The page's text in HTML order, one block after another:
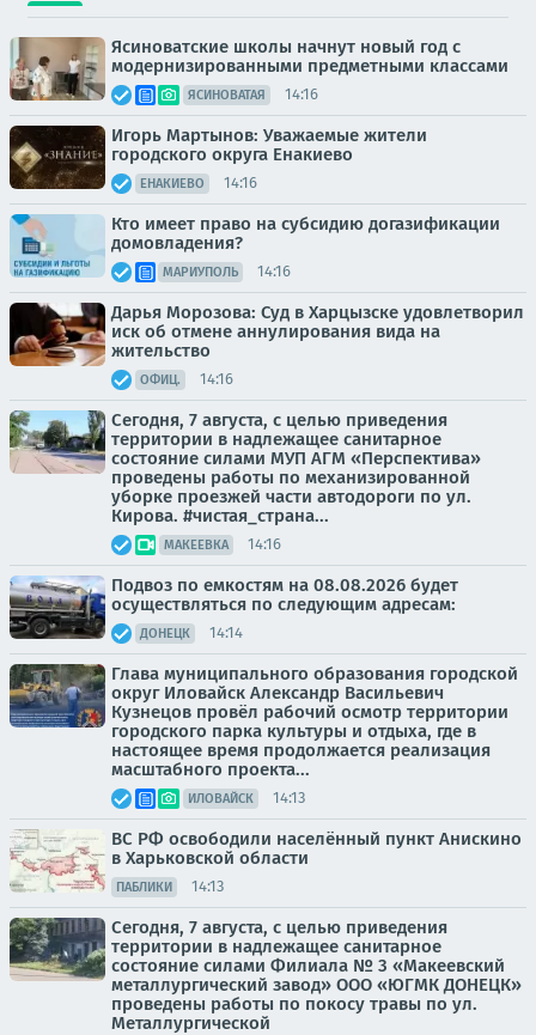
Ясиноватские школы начнут новый год с
модернизированными предметными классами
ЯСИНОВАТАЯ 14:16
Игорь Мартынов: Уважаемые жители
городского округа Енакиево
ЕНАКИЕВО 14:16
Кто имеет право на субсидию догазификации
домовладения?
МАРИУПОЛЬ 14:16
Дарья Морозова: Суд в Харцызске удовлетворил
иск об отмене аннулирования вида на
жительство
ОФИЦ. 14:16
Сегодня, 7 августа, с целью приведения
территории в надлежащее санитарное
состояние силами МУП АГМ «Перспектива»
проведены работы по механизированной
уборке проезжей части автодороги по ул.
Кирова. #чистая_страна...
МАКЕЕВКА 14:16
Подвоз по емкостям на 08.08.2026 будет
осуществляться по следующим адресам:
ДОНЕЦК 14:14
Глава муниципального образования городской
округ Иловайск Александр Васильевич
Кузнецов провёл рабочий осмотр территории
городского парка культуры и отдыха, где в
настоящее время продолжается реализация
масштабного проекта...
ИЛОВАЙСК 14:13
ВС РФ освободили населённый пункт Анискино
в Харьковской области
ПАБЛИКИ 14:13
Сегодня, 7 августа, с целью приведения
территории в надлежащее санитарное
состояние силами Филиала № 3 «Макеевский
металлургический завод» ООО «ЮГМК ДОНЕЦК»
проведены работы по покосу травы по ул.
Металлургической